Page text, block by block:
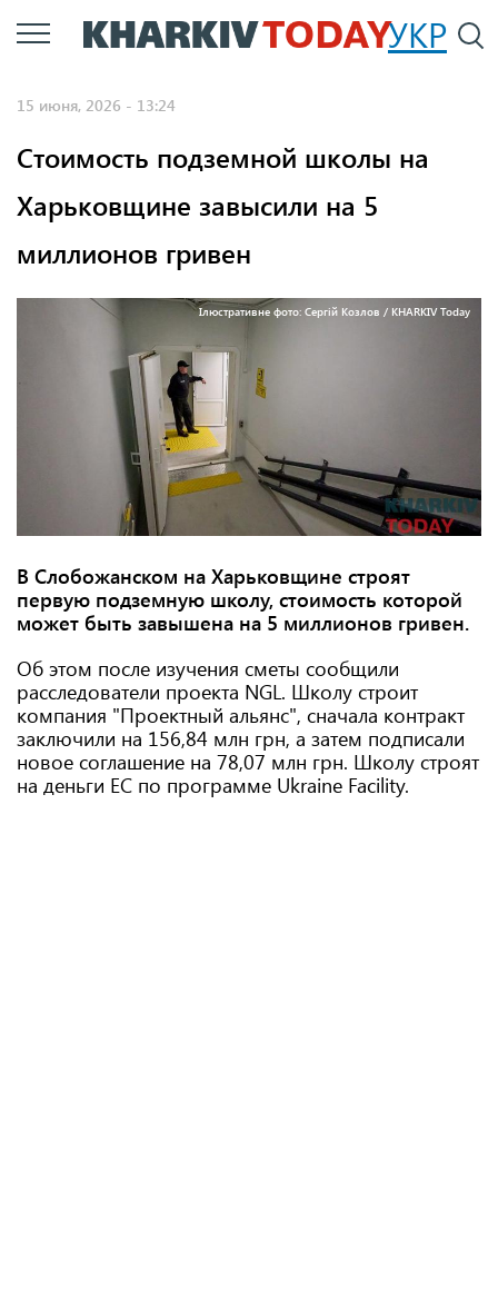
Перейти
к
УКР
15 июня, 2026 - 13:24
Стоимость подземной школы на
Харьковщине завысили на 5
миллионов гривен
Ілюстративне фото: Сергій Козлов / KHARKIV Today
В Слобожанском на Харьковщине строят
первую подземную школу, стоимость которой
может быть завышена на 5 миллионов гривен.
Об этом после изучения сметы сообщили
расследователи проекта NGL. Школу строит
компания "Проектный альянс", сначала контракт
заключили на 156,84 млн грн, а затем подписали
новое соглашение на 78,07 млн ​​грн. Школу строят
на деньги ЕС по программе Ukraine Facility.